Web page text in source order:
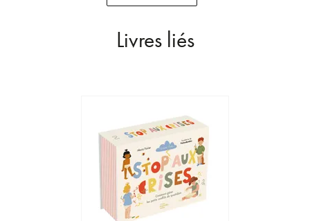
Livres liés